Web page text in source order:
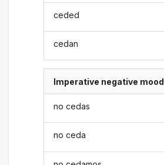
ceded
cedan
Imperative negative mood
no cedas
no ceda